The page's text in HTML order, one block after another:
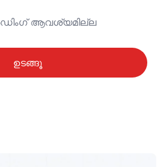
ആവശ്യമില്ല
ഉടങ്ങൂ